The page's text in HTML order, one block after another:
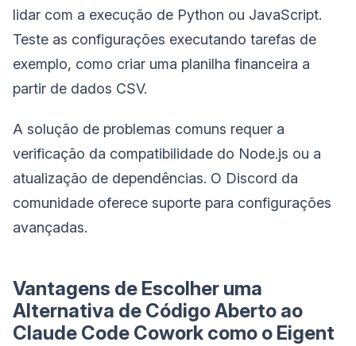
lidar com a execução de Python ou JavaScript.
Teste as configurações executando tarefas de
exemplo, como criar uma planilha financeira a
partir de dados CSV.
A solução de problemas comuns requer a
verificação da compatibilidade do Node.js ou a
atualização de dependências. O Discord da
comunidade oferece suporte para configurações
avançadas.
Vantagens de Escolher uma
Alternativa de Código Aberto ao
Claude Code Cowork como o Eigent